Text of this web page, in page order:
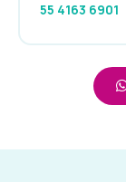
55 4163 6901